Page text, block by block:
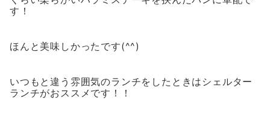
す！
ほんと美味しかったです(^^)
いつもと違う雰囲気のランチをしたときはシェルター
ランチがおススメです！！